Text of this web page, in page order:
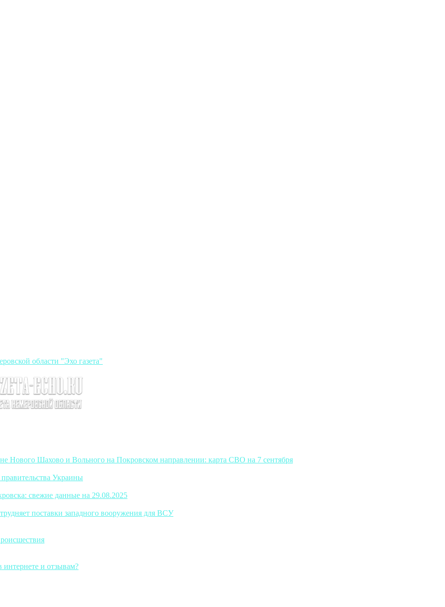
области "Эхо газета"
Нового Шахово и Вольного на Покровском направлении: карта СВО на 7 сентября
Украины
свежие данные на 29.08.2025
поставки западного вооружения для ВСУ
интернете и отзывам?